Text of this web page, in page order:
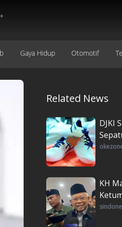
Gaya Hidup Otomotif
Related News
DJKI
KH